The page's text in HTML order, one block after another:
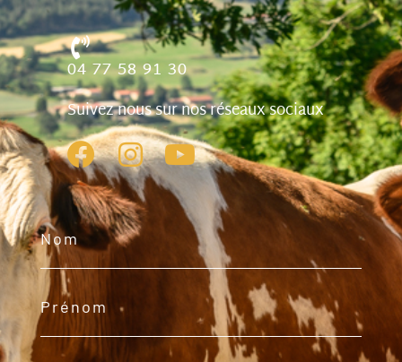
04 77 58 91 30
Suivez nous sur nos réseaux sociaux